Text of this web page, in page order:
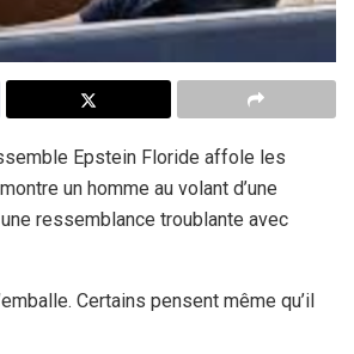
Epstein Floride affole les
un homme au volant d’une
ressemblance troublante avec
Certains pensent même qu’il